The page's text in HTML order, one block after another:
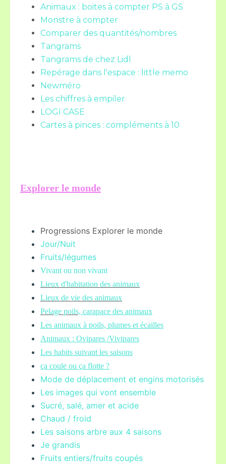
Animaux : boites à compter PS à GS
Monstre à compter
Comparer des quantités/nombres
Tangrams
Tangrams de chez Lidl
Repérage dans l'espace : little memo
Newméro
Les chiffres à empiler
LOGI CASE
Cartes à pinces : compléments à 10
Explorer le monde
Progressions Explorer le monde
Jour/Nuit
Fruits/légumes
Vivant ou non vivant
Lieux d'habitation des animaux
Lieux de vie des animaux
Pelage poils, carapace des animaux
Les animaux à poils, plumes et écailles
Animaux : Ovipares /Vivipares
Les habits suivant les saisons
ça coule ou ça flotte ?
Mode de déplacement et engins motorisés
Les images qui vont ensemble
Sucré, salé, amer et acide
Chaud / froid
Les saisons arbre aux 4 saisons
Je grandis
Fruits entiers/fruits coupés